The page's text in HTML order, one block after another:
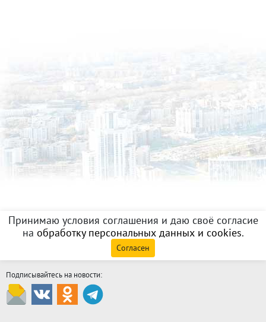
Принимаю условия соглашения и даю своё согласие
на обработку персональных данных и cookies.
Согласен
Подписывайтесь на новости: